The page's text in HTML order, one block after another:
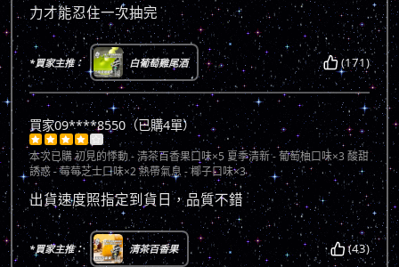
力才能忍住一次抽完
*買家主推： 白葡萄雞尾酒 (171)
買家09****8550（已購4單）
    
本次已購初見的悸動 - 清茶百香果口味×5 夏季清新 - 葡萄柚口味×3 酸甜
誘惑 - 莓莓芝士口味×2 熱帶氣息 - 椰子口味×3
出貨速度照指定到貨日，品質不錯
*買家主推： 清茶百香果 (43)